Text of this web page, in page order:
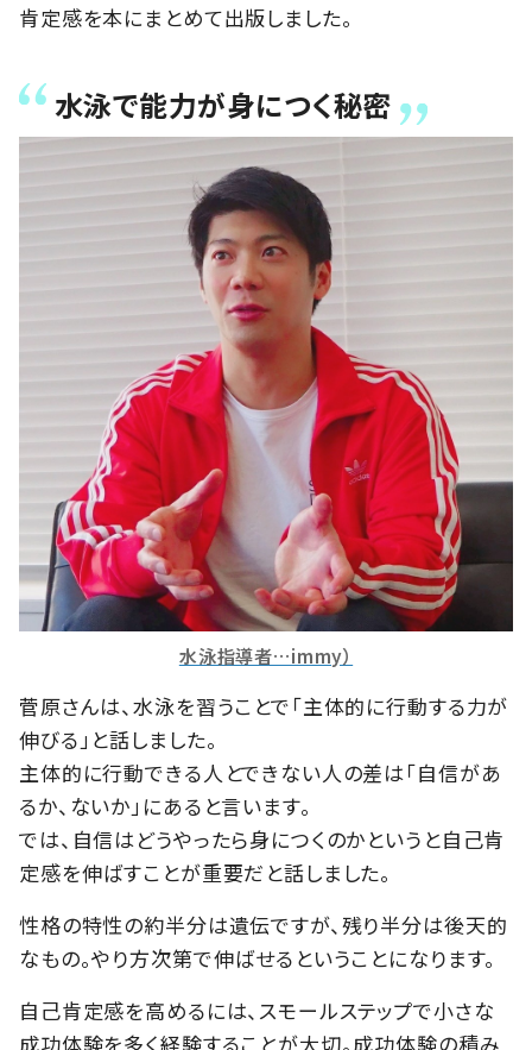
肯定感を本にまとめて出版しました。
水泳で能力が身につく秘密
水泳指導者…immy）
菅原さんは、水泳を習うことで「主体的に行動する力が
伸びる」と話しました。
主体的に行動できる人とできない人の差は「自信があ
るか、ないか」にあると言います。
では、自信はどうやったら身につくのかというと自己肯
定感を伸ばすことが重要だと話しました。
性格の特性の約半分は遺伝ですが、残り半分は後天的
なもの。やり方次第で伸ばせるということになります。
自己肯定感を高めるには、スモールステップで小さな
成功体験を多く経験することが大切。成功体験の積み